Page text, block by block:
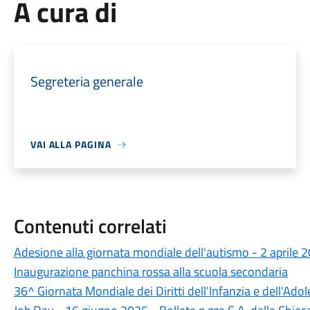
A cura di
Segreteria generale
VAI ALLA PAGINA
Contenuti correlati
Adesione alla giornata mondiale dell'autismo - 2 aprile
Inaugurazione panchina rossa alla scuola secondaria
36^ Giornata Mondiale dei Diritti dell'Infanzia e